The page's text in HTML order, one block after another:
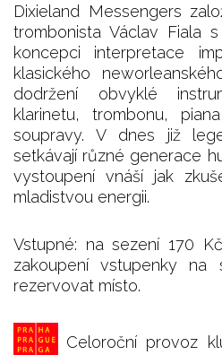
Dixieland Messengers
trombonista Václav Fiala
koncepci interpretace
klasického
dodržení obvyklé
klarinetu, trombonu,
soupravy. V dnes již
setkávají různé generace
vystoupení vnáší jak
mladistvou energii.
Vstupné: na sezení 170
zakoupení vstupenky na
rezervovat místo.
Celoroční provoz